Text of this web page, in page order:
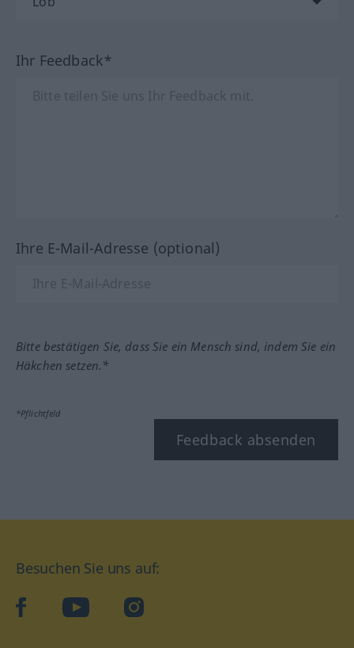
Ihr Feedback*
Ihre E-Mail-Adresse (optional)
Bitte bestätigen Sie, dass Sie ein Mensch sind, indem Sie ein
Häkchen setzen.*
*Pflichtfeld
Feedback absenden
Besuchen Sie uns auf:
facebookYouTube Instagram